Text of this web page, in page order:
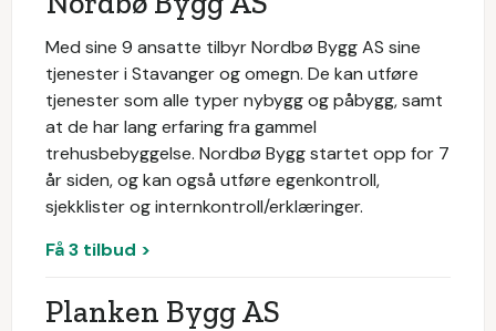
Med sine 9 ansatte tilbyr Nordbø Bygg AS sine
tjenester i Stavanger og omegn. De kan utføre
tjenester som alle typer nybygg og påbygg, samt
at de har lang erfaring fra gammel
trehusbebyggelse. Nordbø Bygg startet opp for 7
år siden, og kan også utføre egenkontroll,
sjekklister og internkontroll/erklæringer.
Få 3 tilbud >
Planken Bygg AS